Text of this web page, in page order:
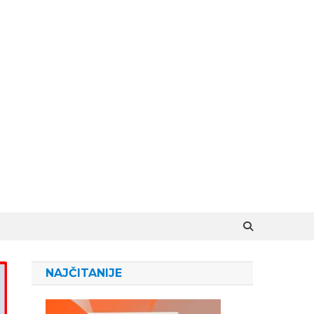
NAJČITANIJE